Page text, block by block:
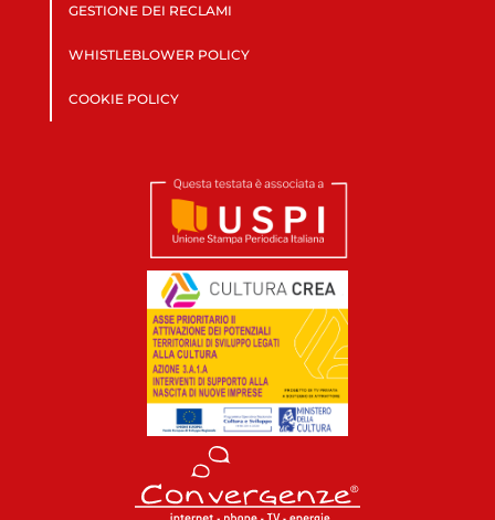
GESTIONE DEI RECLAMI
WHISTLEBLOWER POLICY
COOKIE POLICY